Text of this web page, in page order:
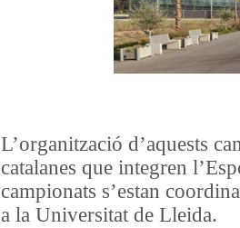
L’organització d’aquests
catalanes que integren
campionats s’estan
a la Universitat de Lleida.